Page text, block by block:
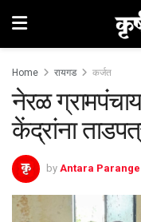
Home रायगड कर्जत
नेरळ
केंद्रांना
by Antara Parange